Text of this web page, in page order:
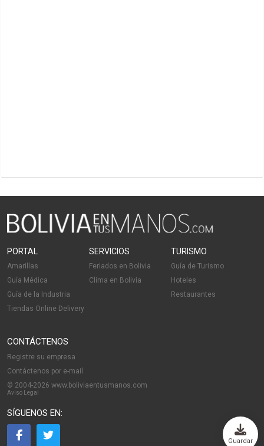
Guardar
PORTAL
Amarillas
Guía Médica
Guía de la Industria
Tiendas Online Delivery
SERVICIOS
Feriados en Bolivia
Clima en Bolivia
TURISMO
Guía de Turismo
Hoteles
Restaurantes
CONTÁCTENOS
Registre su empresa
Contáctenos por e-mail
© 2004-2026 www.boliviaentusmanos.com
Aviso Legal
SÍGUENOS EN: